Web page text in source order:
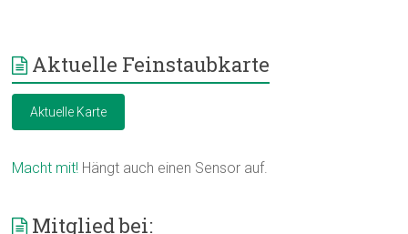
Aktuelle Feinstaubkarte
Aktuelle Karte
Macht mit! Hängt auch einen Sensor auf.
Mitglied bei: